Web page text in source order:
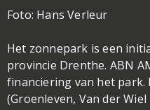
Foto: Hans Verleur
Het zonnepark is een
provincie Drenthe. ABN
financiering van het
(Groenleven, Van der